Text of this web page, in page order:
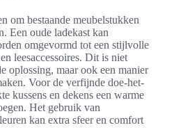
om bestaande meubelstukken
Een oude ladekast kan
omgevormd tot een stijlvolle
leesaccessoires. Dit is niet
oplossing, maar ook een manier
Voor de verfijnde doe-het-
kussens en dekens een warme
Het gebruik van
kan extra sfeer en comfort